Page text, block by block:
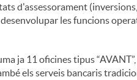
d'assessorament
les funcions
ja 11 oficines tipus
els serveis bancaris